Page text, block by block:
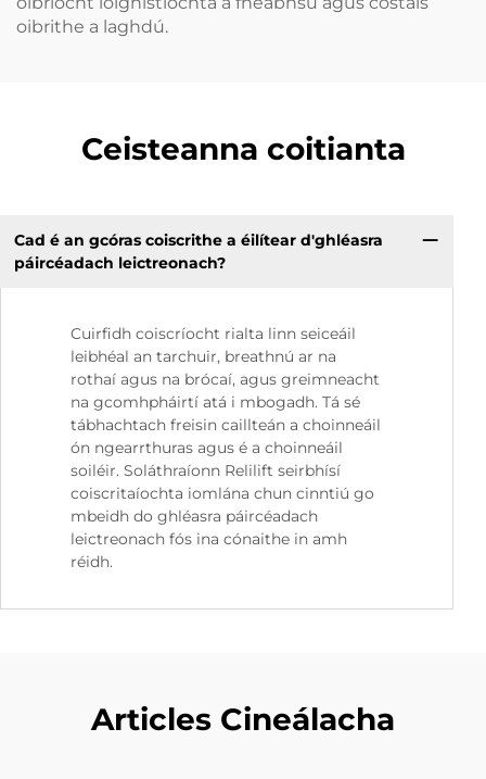
oibrithe a laghdú.
Ceisteanna coitianta
Cad é an gcóras coiscrithe a éilítear d'ghléasra
páircéadach leictreonach?
Cuirfidh coiscríocht rialta linn seiceáil
leibhéal an tarchuir, breathnú ar na
rothaí agus na brócaí, agus greimneacht
na gcomhpháirtí atá i mbogadh. Tá sé
tábhachtach freisin caillteán a choinneáil
ón ngearrthuras agus é a choinneáil
soiléir. Soláthraíonn Relilift seirbhísí
coiscritaíochta iomlána chun cinntiú go
mbeidh do ghléasra páircéadach
leictreonach fós ina cónaithe in amh
réidh.
Articles Cineálacha